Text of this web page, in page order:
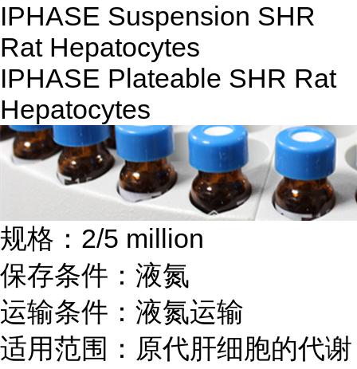
IPHASE Suspension SHR
Rat Hepatocytes
IPHASE Plateable SHR Rat
Hepatocytes
规格：2/5 million
保存条件：液氮
运输条件：液氮运输
适用范围：原代肝细胞的代谢